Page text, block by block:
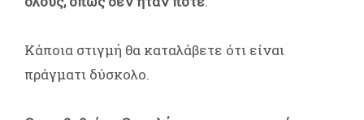
Κάποια στιγμή θα καταλάβετε ότι είναι
πράγματι δύσκολο.